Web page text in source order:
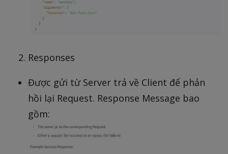
Responses
Được gửi từ Server trả về Client để phản
hồi lại Request. Response Message bao
gồm: